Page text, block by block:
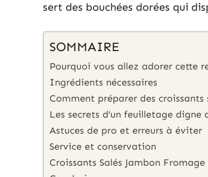
sert des bouchées dorées qui
SOMMAIRE
Pourquoi vous allez adorer cette
Ingrédients nécessaires
Comment préparer des
Les secrets d’un feuilletage digne
Astuces de pro et erreurs à éviter
Service et conservation
Croissants Salés Jambon